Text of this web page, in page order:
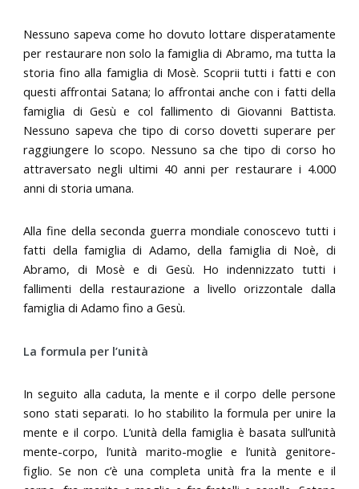
Nessuno sapeva come ho dovuto lottare disperatamente
per restaurare non solo la famiglia di Abramo, ma tutta la
storia fino alla famiglia di Mosè. Scoprii tutti i fatti e con
questi affrontai Satana; lo affrontai anche con i fatti della
famiglia di Gesù e col fallimento di Giovanni Battista.
Nessuno sapeva che tipo di corso dovetti superare per
raggiungere lo scopo. Nessuno sa che tipo di corso ho
attraversato negli ultimi 40 anni per restaurare i 4.000
anni di storia umana.
Alla fine della seconda guerra mondiale conoscevo tutti i
fatti della famiglia di Adamo, della famiglia di Noè, di
Abramo, di Mosè e di Gesù. Ho indennizzato tutti i
fallimenti della restaurazione a livello orizzontale dalla
famiglia di Adamo fino a Gesù.
La formula per l’unità
In seguito alla caduta, la mente e il corpo delle persone
sono stati separati. Io ho stabilito la formula per unire la
mente e il corpo. L’unità della famiglia è basata sull’unità
mente-corpo, l’unità marito-moglie e l’unità genitore-
figlio. Se non c’è una completa unità fra la mente e il